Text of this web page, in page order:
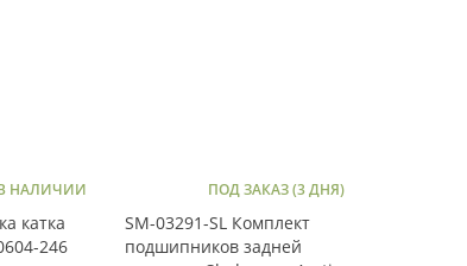
НАЛИЧИИ
катка
246
ПОД ЗАКАЗ (3 ДНЯ)
SM-03291-SL Комплект
подшипников задней